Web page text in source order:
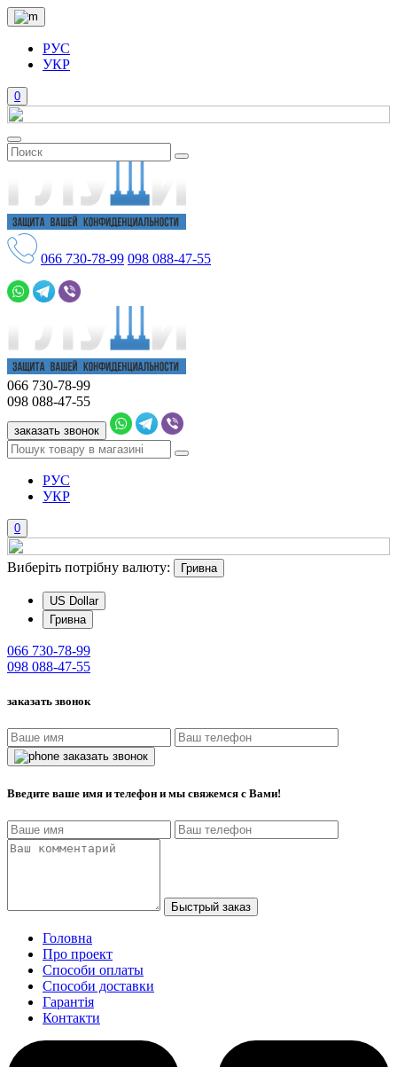
РУС
УКР
0
066 730-78-99 098 088-47-55
066 730-78-99
098 088-47-55
заказать звонок
РУС
УКР
0
Виберіть потрібну валюту: Гривна
US Dollar
Гривна
066 730-78-99
098 088-47-55
заказать звонок
заказать звонок
Введите ваше имя и телефон и мы свяжемся с Вами!
Быстрый заказ
Головна
Про проект
Способи оплаты
Способи доставки
Гарантiя
Контакти